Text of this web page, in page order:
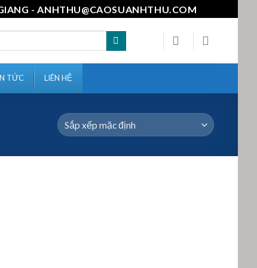
- ANHTHU@CAOSUANHTHU.COM
TỨC LIÊN HỆ